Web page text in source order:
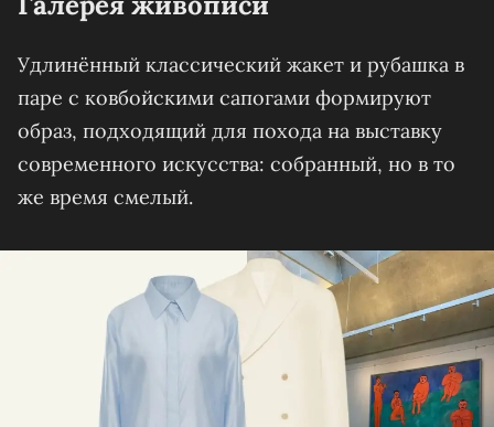
Удлинённый классический жакет и рубашка в
паре с ковбойскими сапогами формируют
образ, подходящий для похода на выставку
современного искусства: собранный, но в то
же время смелый.